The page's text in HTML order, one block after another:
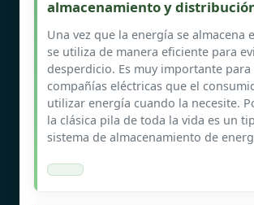
almacenamiento y
Una vez que la energía se almacena
se utiliza de manera eficiente para
desperdicio. Es muy importante para
compañías eléctricas que el
utilizar energía cuando la necesite.
la clásica pila de toda la vida es un
sistema de almacenamiento de